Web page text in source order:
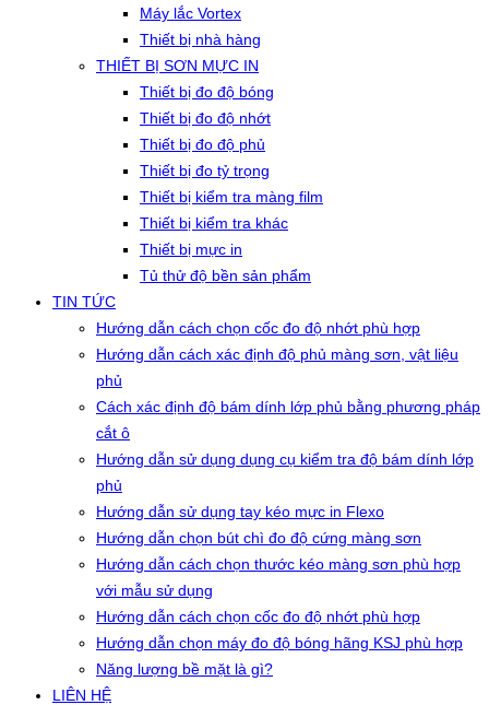
Máy lắc Vortex
Thiết bị nhà hàng
THIẾT BỊ SƠN MỰC IN
Thiết bị đo độ bóng
Thiết bị đo độ nhớt
Thiết bị đo độ phủ
Thiết bị đo tỷ trọng
Thiết bị kiểm tra màng film
Thiết bị kiểm tra khác
Thiết bị mực in
Tủ thử độ bền sản phẩm
TIN TỨC
Hướng dẫn cách chọn cốc đo độ nhớt phù hợp
Hướng dẫn cách xác định độ phủ màng sơn, vật liệu
phủ
Cách xác định độ bám dính lớp phủ bằng phương pháp
cắt ô
Hướng dẫn sử dụng dụng cụ kiểm tra độ bám dính lớp
phủ
Hướng dẫn sử dụng tay kéo mực in Flexo
Hướng dẫn chọn bút chì đo độ cứng màng sơn
Hướng dẫn cách chọn thước kéo màng sơn phù hợp
với mẫu sử dụng
Hướng dẫn cách chọn cốc đo độ nhớt phù hợp
Hướng dẫn chọn máy đo độ bóng hãng KSJ phù hợp
Năng lượng bề mặt là gì?
LIÊN HỆ